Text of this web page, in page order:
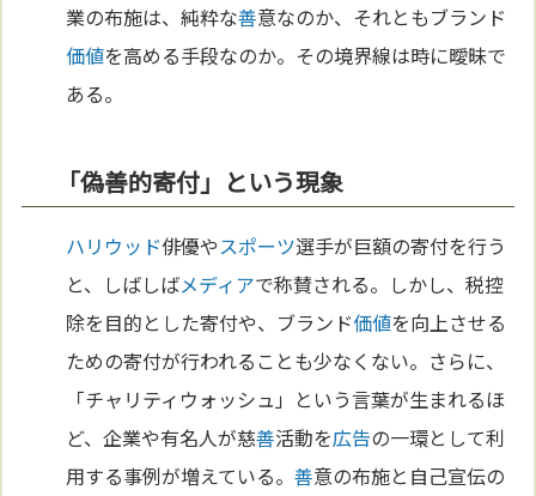
業の布施は、純粋な善意なのか、それともブランド
価値を高める手段なのか。その境界線は時に曖昧で
ある。
「偽善的寄付」という現象
ハリウッド俳優やスポーツ選手が巨額の寄付を行う
と、しばしばメディアで称賛される。しかし、税控
除を目的とした寄付や、ブランド価値を向上させる
ための寄付が行われることも少なくない。さらに、
「チャリティウォッシュ」という言葉が生まれるほ
ど、企業や有名人が慈善活動を広告の一環として利
用する事例が増えている。善意の布施と自己宣伝の